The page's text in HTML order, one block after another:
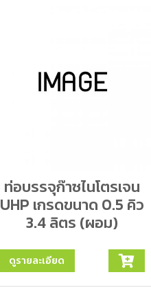
ท่อบรรจุก๊าซไนโตรเจน
UHP เกรดขนาด 0.5 คิว
3.4 ลิตร (ผอม)
ดูรายละเอียด